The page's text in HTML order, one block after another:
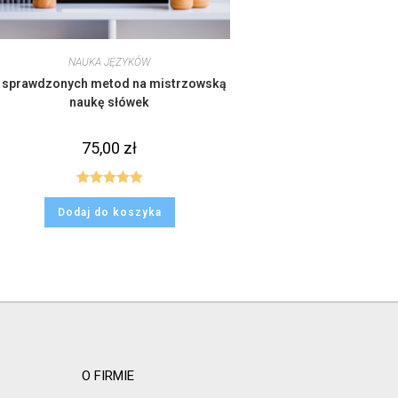
NAUKA JĘZYKÓW
sprawdzonych metod na mistrzowską
naukę słówek
75,00 zł
Oceniono
5.00 na 5
Dodaj do koszyka
O FIRMIE